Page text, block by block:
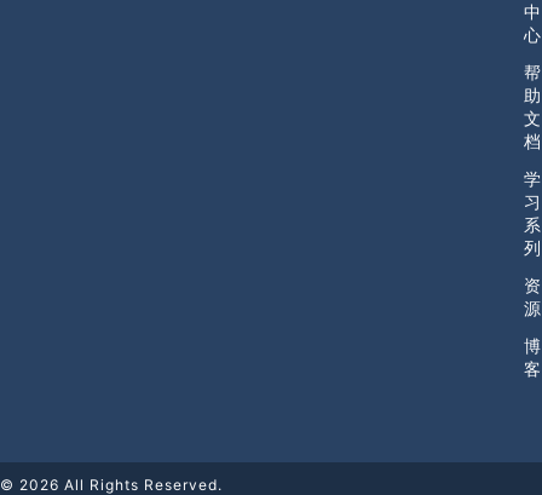
中
心
帮
助
文
档
学
习
系
列
资
源
博
客
© 2026 All Rights Reserved.